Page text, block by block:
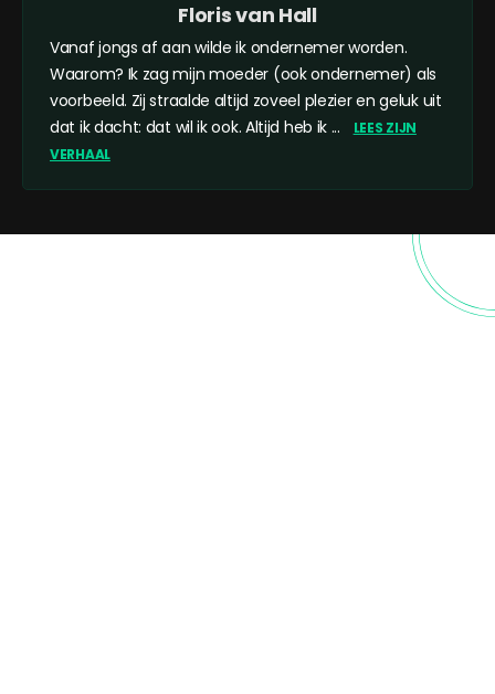
Floris van Hall
Vanaf jongs af aan wilde ik ondernemer worden.
Waarom? Ik zag mijn moeder (ook ondernemer) als
voorbeeld. Zij straalde altijd zoveel plezier en geluk uit
dat ik dacht: dat wil ik ook. Altijd heb ik ...
LEES ZIJN
VERHAAL